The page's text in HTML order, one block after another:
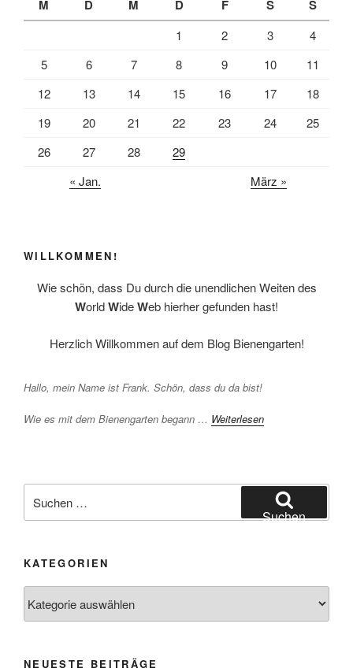
M D M D F S S
1 2 3
4
5
6 7 8 9 10
11
12
13 14 15 16 17
18
19
20 21 22 23 24
25
26
27 28
29
« Jan.
März »
WILLKOMMEN!
Wie schön, dass Du durch die unendlichen Weiten des
WorldWideWeb hierher gefunden hast!
Herzlich Willkommen auf dem Blog Bienengarten!
Hallo, mein Name ist Frank. Schön, dass du da bist!
Wie es mit dem Bienengarten begann … Weiterlesen
nach:
Suchen
KATEGORIEN
NEUESTE BEITRÄGE